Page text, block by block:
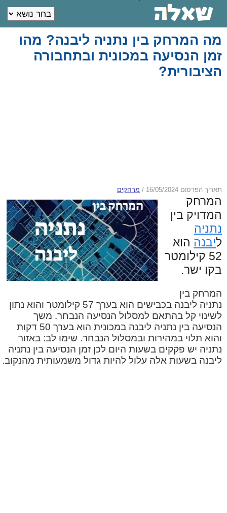
מה המרחק בין נתניה ליבנה? מהו
זמן הנסיעה במכונית ובתחבורה
הציבורית?
תאריך הפרסום 16/05/2024 / מרחקים
המרחק
המדויק בין
נתניה
ליבנה הוא
52 קילומטר
בקו ישר.
המרחק בין
נתניה ליבנה בכבישים הוא בערך 57 קילומטר והוא נתון
לשינוי קל בהתאם למסלול הנסיעה הנבחר. משך
הנסיעה בין נתניה ליבנה במכונית הוא בערך 50 דקות
והוא תלוי במהירות ובמסלול הנבחר. שימו לב: באזור
נתניה יש פקקים בשעות היום לכן זמן הנסיעה בין נתניה
ליבנה בשעות אלה עלול להיות גדול משמעותית מהנקוב.